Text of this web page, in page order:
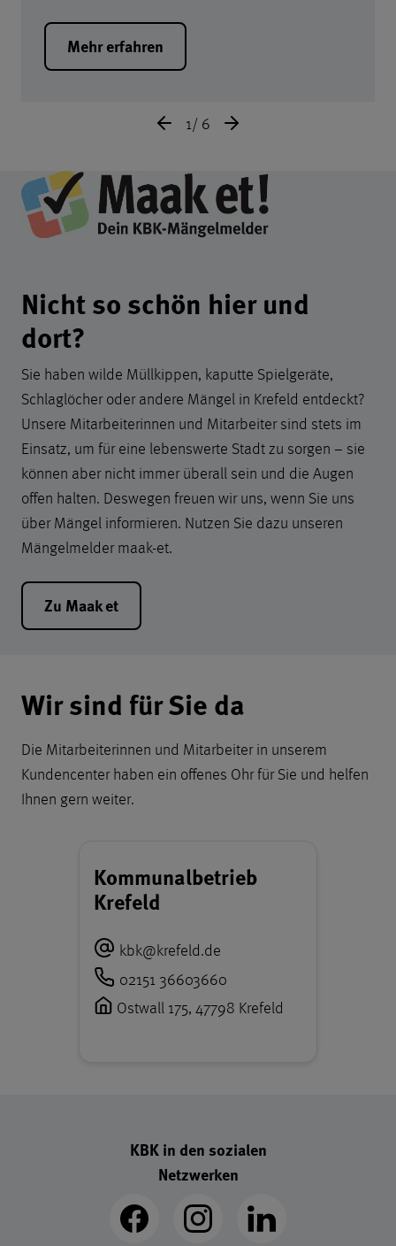
Mehr erfahren
1/ 6
Informationen und Link zu
Nicht so schön hier und
dort?
Sie haben wilde Müllkippen, kaputte Spielgeräte,
Schlaglöcher oder andere Mängel in Krefeld entdeckt?
Unsere Mitarbeiterinnen und Mitarbeiter sind stets im
Einsatz, um für eine lebenswerte Stadt zu sorgen − sie
können aber nicht immer überall sein und die Augen
offen halten. Deswegen freuen wir uns, wenn Sie uns
über Mängel informieren. Nutzen Sie dazu unseren
Mängelmelder maak-et.
Zu Maak et
Wir sind für Sie da
Die Mitarbeiterinnen und Mitarbeiter in unserem
Kundencenter haben ein offenes Ohr für Sie und helfen
Ihnen gern weiter.
Kommunalbetrieb
Krefeld
kbk­@krefeld.de
02151 36603660
Ostwall 175, 47798 Krefeld
Footer - Schnellzugriff-Links
KBK in den sozialen
Netzwerken